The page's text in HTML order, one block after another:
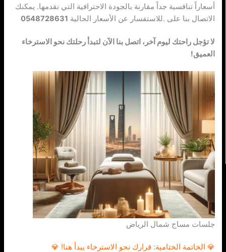
أسعاراً تنافسية جداً مقارنة بالجودة الاحترافية التي نقدمها. يمكنك
الاتصال بنا على للاستفسار عن الأسعار الحالية.
لا تؤجل راحتك ليوم آخر، اتصل بنا الآن لتبدأ رحلتك نحو الاسترخاء
العميق!
جلسات مساج شمال الرياض
💎 الخاتمة الختامية: قرارك نحو الاسترخاء يبدأ هنا! 💎